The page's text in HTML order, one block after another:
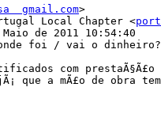
gmail.com>
Local Chapter <
de 2011 10:54:40
foi / vai o
com
que a mÃ£o de obra